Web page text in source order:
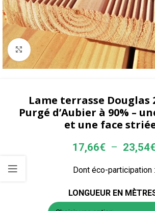
Agrandir
Lame terrasse Douglas
Purgé d’Aubier à 90% –
et une face
17,66€ – 23,54
Dont éco-participation :
LONGUEUR EN